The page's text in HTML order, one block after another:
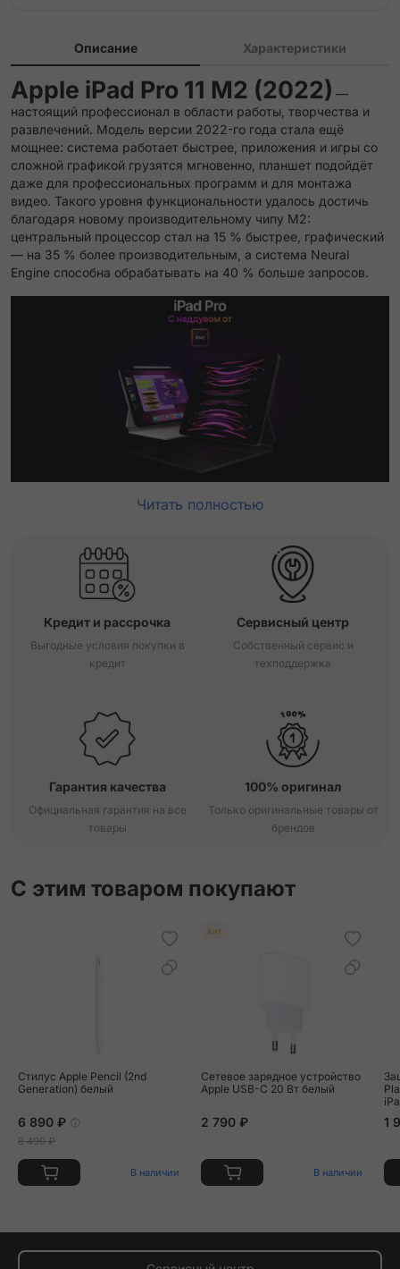
Описание Характеристики
Apple iPad Pro 11 M2 (2022) —
настоящий профессионал в области работы, творчества и
развлечений. Модель версии 2022-го года стала ещё
мощнее: система работает быстрее, приложения и игры со
сложной графикой грузятся мгновенно, планшет подойдёт
даже для профессиональных программ и для монтажа
видео. Такого уровня функциональности удалось достичь
благодаря новому производительному чипу М2:
центральный процессор стал на 15 % быстрее, графический
— на 35 % более производительным, а система Neural
Engine способна обрабатывать на 40 % больше запросов.
Читать полностью
Кредит и рассрочка
Выгодные условия покупки в
кредит
Сервисный центр
Собственный сервис и
техподдержка
Гарантия качества
Официальная гарантия на все
товары
100% оригинал
Только оригинальные товары от
брендов
С этим товаром покупают
Стилус Apple Pencil (2nd
Generation) белый
6 890 ₽
8 490 ₽
В наличии
Хит
Сетевое зарядное устройство
Apple USB-C 20 Вт белый
2 790 ₽
В наличии
1